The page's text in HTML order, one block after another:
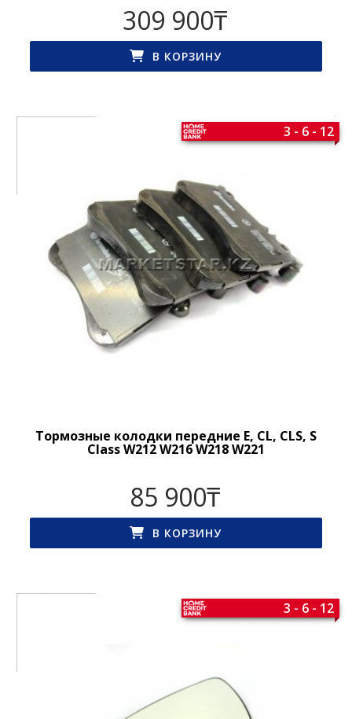
309 900₸
В КОРЗИНУ
Тормозные колодки передние E, CL, CLS, S
Class W212 W216 W218 W221
3 - 6 - 12
85 900₸
В КОРЗИНУ
3 - 6 - 12